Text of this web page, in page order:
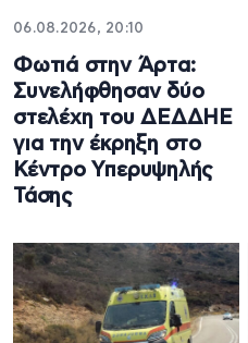
06.08.2026, 20:10
Φωτιά στην Άρτα:
Συνελήφθησαν δύο
στελέχη του ΔΕΔΔΗΕ
για την έκρηξη στο
Κέντρο Υπερυψηλής
Τάσης